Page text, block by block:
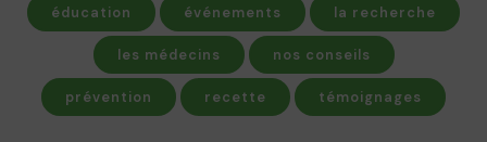
éducation événements la recherche
les médecins nos conseils
prévention recette témoignages